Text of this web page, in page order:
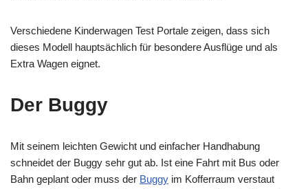
Verschiedene Kinderwagen Test Portale zeigen, dass sich
dieses Modell hauptsächlich für besondere Ausflüge und als
Extra Wagen eignet.
Der Buggy
Mit seinem leichten Gewicht und einfacher Handhabung
schneidet der Buggy sehr gut ab. Ist eine Fahrt mit Bus oder
Bahn geplant oder muss der Buggy im Kofferraum verstaut